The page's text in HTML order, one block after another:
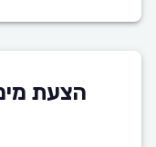
הצעת